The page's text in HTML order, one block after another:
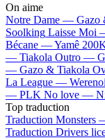
On aime
Notre Dame — Gazo
Soolking Laisse Moi
Bécane —Yamê
— Tiakola Outro —
— Gazo & Tiakola
La League — Werenoi
— PLK No love —
Top traduction
Traduction Monsters
Traduction Drivers